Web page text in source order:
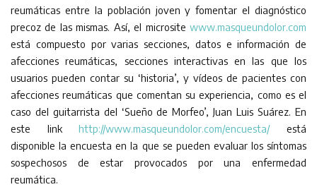
reumáticas entre la población joven y fomentar el diagnóstico
precoz de las mismas. Así, el microsite www.masqueundolor.com
está compuesto por varias secciones, datos e información de
afecciones reumáticas, secciones interactivas en las que los
usuarios pueden contar su ‘historia’, y vídeos de pacientes con
afecciones reumáticas que comentan su experiencia, como es el
caso del guitarrista del ‘Sueño de Morfeo’, Juan Luis Suárez. En
este linkhttp://www.masqueundolor.com/encuesta/está
disponible la encuesta en la que se pueden evaluar los síntomas
sospechosos de estar provocados por una enfermedad
reumática.